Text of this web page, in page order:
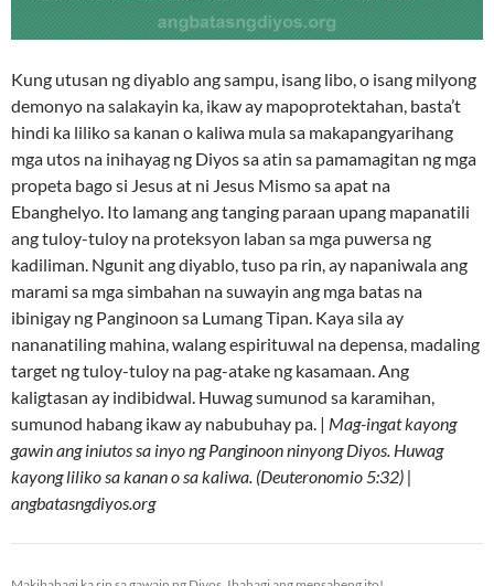
Kung utusan ng diyablo ang sampu, isang libo, o isang milyong
demonyo na salakayin ka, ikaw ay mapoprotektahan, basta’t
hindi ka liliko sa kanan o kaliwa mula sa makapangyarihang
mga utos na inihayag ng Diyos sa atin sa pamamagitan ng mga
propeta bago si Jesus at ni Jesus Mismo sa apat na
Ebanghelyo. Ito lamang ang tanging paraan upang mapanatili
ang tuloy-tuloy na proteksyon laban sa mga puwersa ng
kadiliman. Ngunit ang diyablo, tuso pa rin, ay napaniwala ang
marami sa mga simbahan na suwayin ang mga batas na
ibinigay ng Panginoon sa Lumang Tipan. Kaya sila ay
nananatiling mahina, walang espirituwal na depensa, madaling
target ng tuloy-tuloy na pag-atake ng kasamaan. Ang
kaligtasan ay indibidwal. Huwag sumunod sa karamihan,
sumunod habang ikaw ay nabubuhay pa. | Mag-ingat kayong
gawin ang iniutos sa inyo ng Panginoon ninyong Diyos. Huwag
kayong liliko sa kanan o sa kaliwa. (Deuteronomio 5:32) |
angbatasngdiyos.org